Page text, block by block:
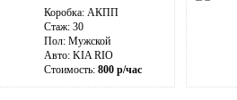
Коробка: АКПП
Стаж: 30
Пол: Мужской
Авто: KIA RIO
Стоимость: 800 р/час